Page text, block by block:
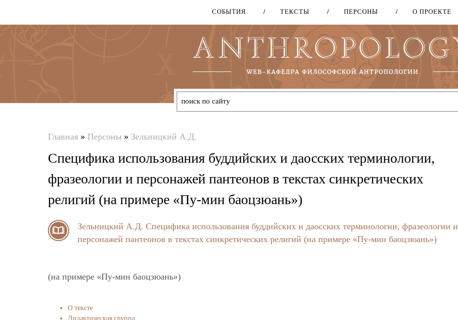
Перейти
основному
содержанию
СОБЫТИЯ ТЕКСТЫ ПЕРСОНЫ О ПРОЕКТЕ
здесь
Главная » Персоны » Зельницкий А.Д.
Специфика использования буддийских и даосских терминологии,
фразеологии и персонажей пантеонов в текстах синкретических
религий (на примере «Пу-мин баоцзюань»)
Зельницкий А.Д. Специфика использования буддийских и даосских терминологии, фразеологии и
персонажей пантеонов в текстах синкретических религий (на примере «Пу-мин баоцзюань»)
(на примере «Пу-мин баоцзюань»)
О тексте
Дидактическая группа